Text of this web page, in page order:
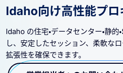
Idaho向け高性能プロ
Idaho の住宅・データセンター・静
し、安定したセッション、柔軟な
拡張性を確保できます。